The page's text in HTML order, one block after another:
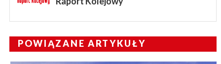
POWIĄZANE ARTYKUŁY